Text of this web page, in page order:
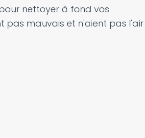
nettoyer à fond vos
pas mauvais et n'aient pas l'air